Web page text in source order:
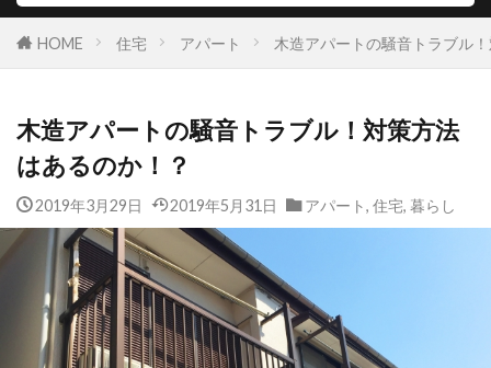
HOME 住宅 アパート 木造アパートの騒音トラブル
木造アパートの騒音トラブル！対策方法
はあるのか！？
2019年3月29日 2019年5月31日 アパート, 住宅, 暮らし